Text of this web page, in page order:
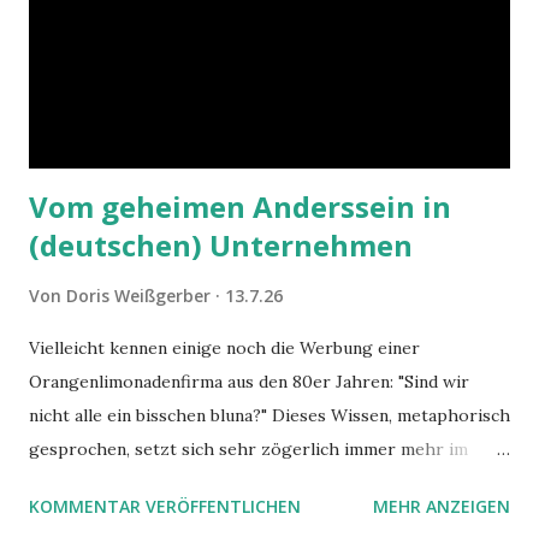
Vom geheimen Anderssein in
(deutschen) Unternehmen
Von Doris Weißgerber 13.7.26
Vielleicht kennen einige noch die Werbung einer
Orangenlimonadenfirma aus den 80er Jahren: "Sind wir
nicht alle ein bisschen bluna?" Dieses Wissen, metaphorisch
gesprochen, setzt sich sehr zögerlich immer mehr im
gleich. Im Arbeitskontext kann es zu nicht verstandenen
KOMMENTAR VERÖFFENTLICHEN MEHR ANZEIGEN